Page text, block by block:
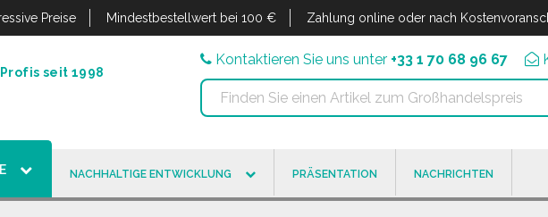
Preise Mindestbestellwert bei 100 € Zahlung online oder nach
seit 1998
Kontaktieren Sie uns unter +33 1 70 68 96 67
NACHHALTIGE ENTWICKLUNG PRÄSENTATION NACHRICHTEN